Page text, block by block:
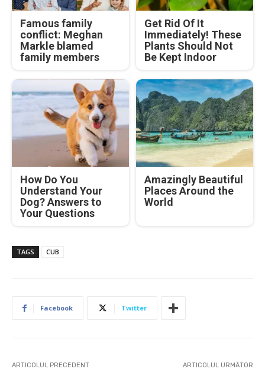
Famous family
conflict: Meghan
Markle blamed
family members
Get Rid Of It
Immediately! These
Plants Should Not
Be Kept Indoor
How Do You
Understand Your
Dog? Answers to
Your Questions
Amazingly Beautiful
Places Around the
World
TAGS CUB
Facebook Twitter
ARTICOLUL PRECEDENT ARTICOLUL URMĂTOR